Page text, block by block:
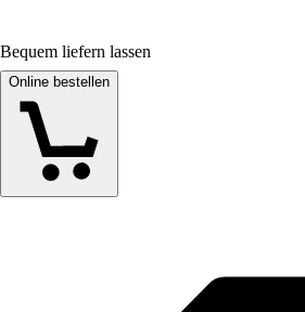
Bequem liefern lassen
Online bestellen